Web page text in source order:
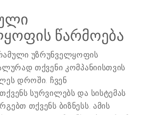
წარმოება
უზრუნველყოფის
თქვენი კომპანიისთვის
დროში. ჩვენ
სურვილებს და სისტემას
თქვენს ბიზნესს. ამის